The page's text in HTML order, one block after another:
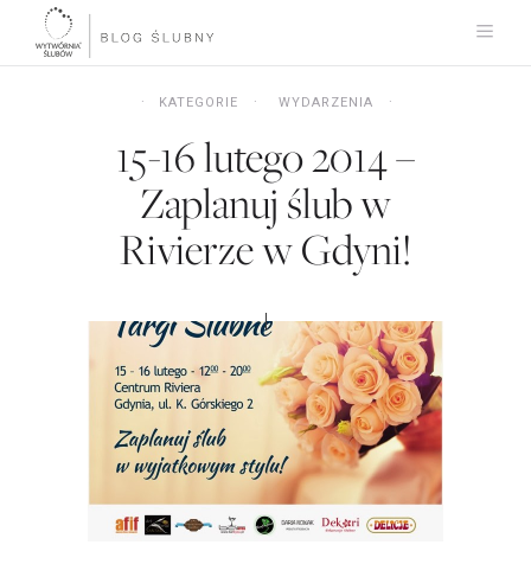
KATEGORIE WYDARZENIA
15-16 lutego 2014 –
Zaplanuj ślub w
Rivierze w Gdyni!